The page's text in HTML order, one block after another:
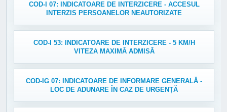
COD-I 07: INDICATOARE DE INTERZICERE - ACCESUL
INTERZIS PERSOANELOR NEAUTORIZATE
COD-I 53: INDICATOARE DE INTERZICERE - 5 KM/H
VITEZA MAXIMĂ ADMISĂ
COD-IG 07: INDICATOARE DE INFORMARE GENERALĂ -
LOC DE ADUNARE ÎN CAZ DE URGENȚĂ